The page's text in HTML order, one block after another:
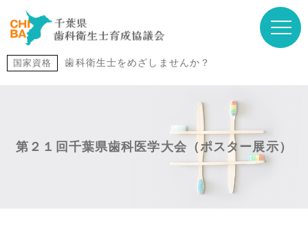
国家資格 歯科衛生士をめざしませんか？
第２１回千葉県歯科医学大会（ポスター展示）